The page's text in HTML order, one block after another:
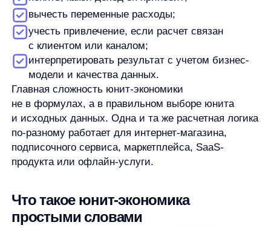
Что такое юнит-экономика
простыми словами
Юнит-экономика показывает, что происходит
с деньгами на уровне одной выбранной единицы
бизнеса. У этой единицы есть доход, есть
переменные расходы и, в некоторых моделях,
стоимость привлечения. Если после расходов
остается положительный результат, юнит выглядит
экономически устойчивее. Если каждый новый
клиент, заказ или продажа приносит убыток, рост
оборота может только масштабировать
отрицательную модель.
заказ;
продажа;